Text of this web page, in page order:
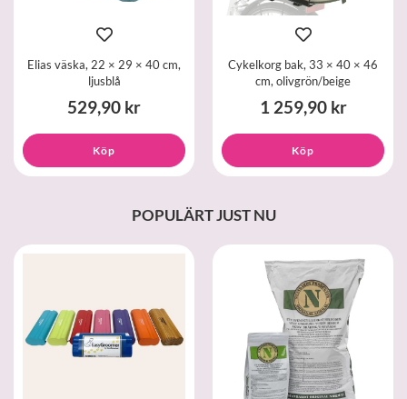
Elias väska, 22 × 29 × 40 cm,
ljusblå
529,90 kr
Köp
Cykelkorg bak, 33 × 40 × 46
cm, olivgrön/beige
1 259,90 kr
Köp
POPULÄRT JUST NU